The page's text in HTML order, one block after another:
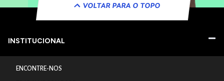
VOLTAR PARA O TOPO
INSTITUCIONAL
ENCONTRE-NOS